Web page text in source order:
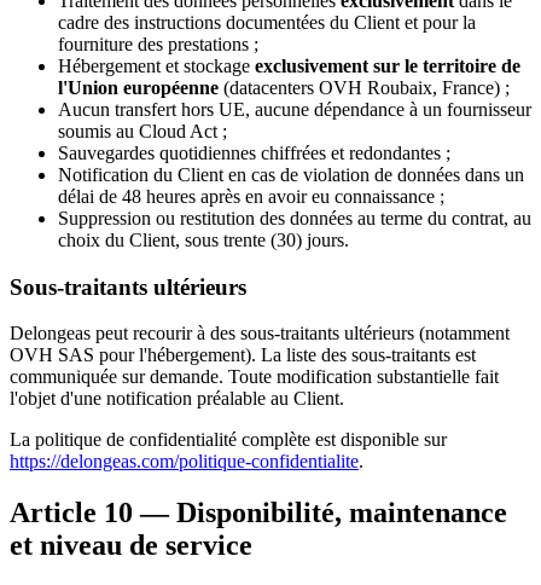
cadre des instructions documentées du Client et pour la
fourniture des prestations ;
Hébergement et stockage exclusivement sur le territoire de
l'Union européenne (datacenters OVH Roubaix, France) ;
Aucun transfert hors UE, aucune dépendance à un fournisseur
soumis au Cloud Act ;
Sauvegardes quotidiennes chiffrées et redondantes ;
Notification du Client en cas de violation de données dans un
délai de 48 heures après en avoir eu connaissance ;
Suppression ou restitution des données au terme du contrat, au
choix du Client, sous trente (30) jours.
Sous-traitants ultérieurs
Delongeas peut recourir à des sous-traitants ultérieurs (notamment
OVH SAS pour l'hébergement). La liste des sous-traitants est
communiquée sur demande. Toute modification substantielle fait
l'objet d'une notification préalable au Client.
La politique de confidentialité complète est disponible sur
https://delongeas.com/politique-confidentialite.
Article 10 — Disponibilité, maintenance
et niveau de service